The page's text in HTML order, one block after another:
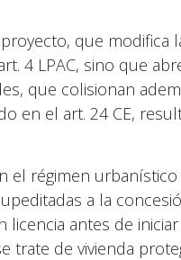
que modifica
4 LPAC, sino que
que colisionan
en el art. 24 CE,
el régimen
a la
licencia antes de
trate de vivienda